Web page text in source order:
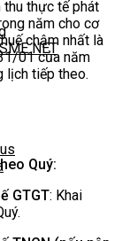
NET
thu thực tế phát
năm cho cơ
chậm nhất là
01 của năm
lịch tiếp theo.
Quý:
GTGT: Khai